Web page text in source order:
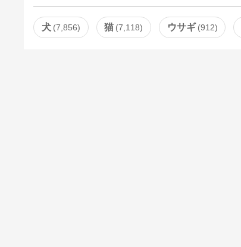
犬 7,856 猫 7,118 ウサギ 912